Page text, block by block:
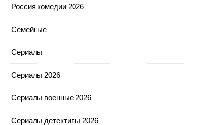
Россия комедии 2026
Семейные
Сериалы
Сериалы 2026
Сериалы военные 2026
Сериалы детективы 2026